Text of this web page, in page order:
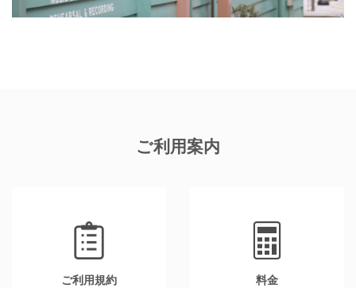
ご利用案内
ご利用規約 料金